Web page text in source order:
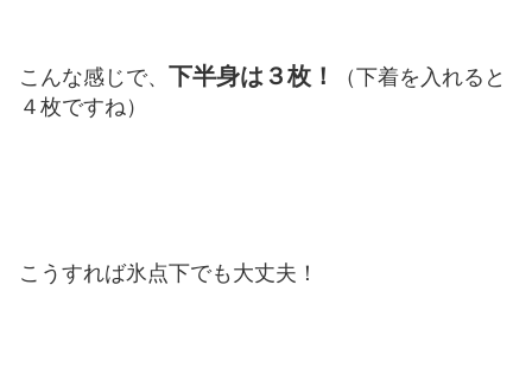
こんな感じで、 下半身は３枚！
（下着を入れると
４枚ですね）
こうすれば氷点下でも大丈夫！